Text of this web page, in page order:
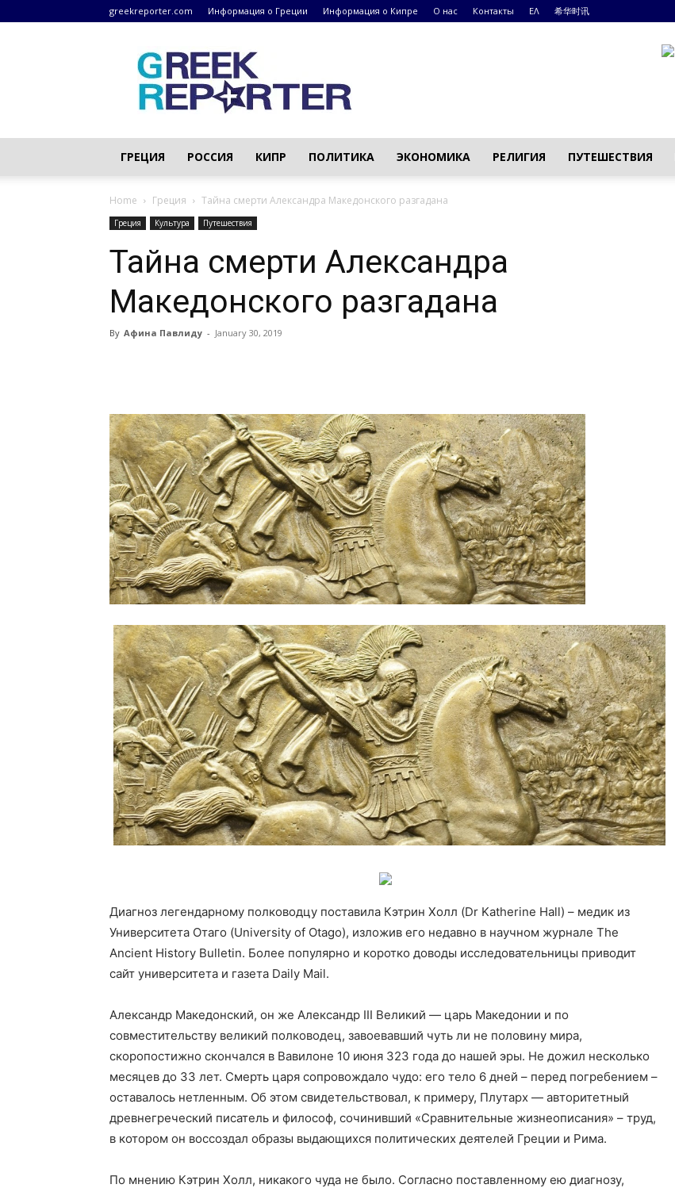
greekreporter.com Информация о Греции Информация о Кипре О нас Контакты ΕΛ 希华时讯
Греческие
новости
–
greekreporter.com
ГРЕЦИЯ РОССИЯ КИПР ПОЛИТИКА ЭКОНОМИКА РЕЛИГИЯ ПУТЕШЕСТВИЯ
Home Греция Тайна смерти Александра Македонского разгадана
Греция Культура Путешествия
Тайна смерти Александра
Македонского разгадана
By Афина Павлиду - January 30, 2019
Диагноз легендарному полководцу поставила Кэтрин Холл (Dr Katherine Hall) – медик из
Университета Отаго (University of Otago), изложив его недавно в научном журнале The
Ancient History Bulletin. Более популярно и коротко доводы исследовательницы приводит
сайт университета и газета Daily Mail.
Александр Македонский, он же Александр III Великий — царь Македонии и по
совместительству великий полководец, завоевавший чуть ли не половину мира,
скоропостижно скончался в Вавилоне 10 июня 323 года до нашей эры. Не дожил несколько
месяцев до 33 лет. Смерть царя сопровождало чудо: его тело 6 дней – перед погребением –
оставалось нетленным. Об этом свидетельствовал, к примеру, Плутарх — авторитетный
древнегреческий писатель и философ, сочинивший «Сравнительные жизнеописания» – труд,
в котором он воссоздал образы выдающихся политических деятелей Греции и Рима.
По мнению Кэтрин Холл, никакого чуда не было. Согласно поставленному ею диагнозу,